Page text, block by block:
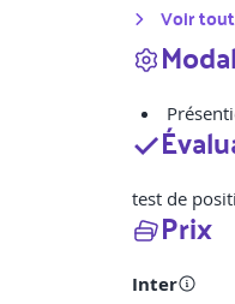
Voir
test de
Prix
Inter